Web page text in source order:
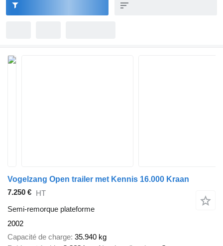
Vogelzang Open trailer met Kennis 16.000 Kraan
7.250 € HT
Semi-remorque plateforme
2002
Capacité de charge 35.940 kg